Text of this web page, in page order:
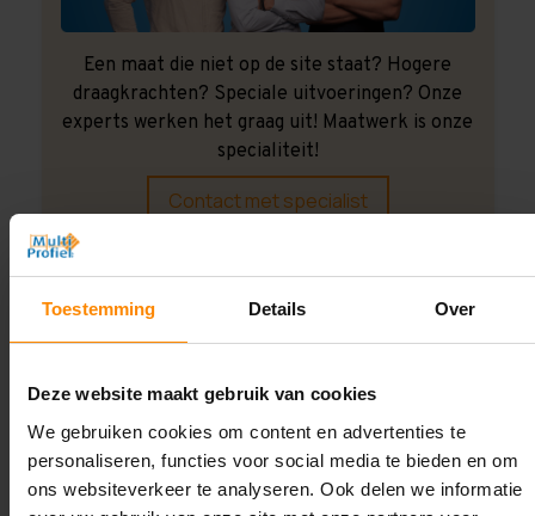
Toestemming Details Over
Deze website maakt gebruik van cookies
We gebruiken cookies om content en advertenties te
personaliseren, functies voor social media te bieden en om
ons websiteverkeer te analyseren. Ook delen we informatie
Een maat die niet op de site staat? Hogere
draagkrachten? Speciale uitvoeringen? Onze
experts werken het graag uit! Maatwerk is onze
specialiteit!
Contact met specialist
Montage uitbesteden?
Laat ons het doen!